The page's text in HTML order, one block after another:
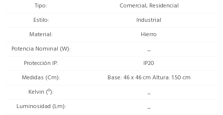
Tipo
Comercial, Residencial
Estilo
Industrial
Material
Hierro
Potencia Nominal (W)
_
Protección IP
IP20
Medidas (Cm)
Base: 46 x 46 cm Altura: 1.50 cm
Kelvin (º)
_
Luminosidad (Lm)
_